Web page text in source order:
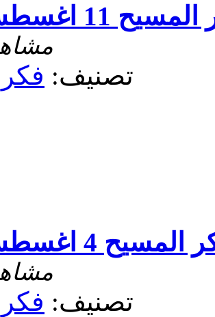
11 اغسطس 2017
636
تصنيف:
4 اغسطس 2017
603
تصنيف: